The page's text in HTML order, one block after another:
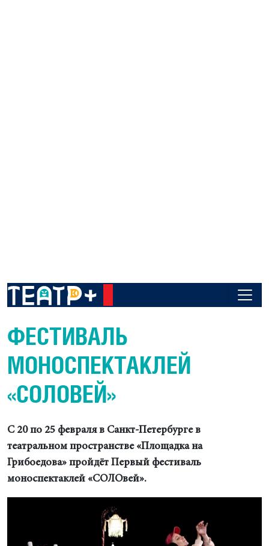
ФЕСТИВАЛЬ
МОНОСПЕКТАКЛЕЙ
«СОЛОВЕЙ»
С 20 по 25 февраля в Санкт-Петербурге в
театральном пространстве «Площадка на
Грибоедова» пройдёт Первый фестиваль
моноспектаклей «СОЛОвей».